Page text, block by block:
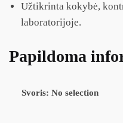
Užtikrinta kokybė,
laboratorijoje.
Papildoma
Svoris: No selection